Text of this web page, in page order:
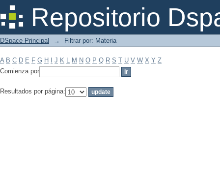
Repositorio
Filtrar por: Materia
DSpace Principal → Filtrar por: Materia
A B C D E F G H J K L M N O P Q R S T U V W X Y Z
Comienza por
Resultados por página: